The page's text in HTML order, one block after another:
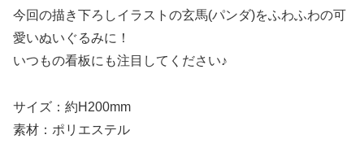
今回の描き下ろしイラストの玄馬(パンダ)をふわふわの可
愛いぬいぐるみに！
いつもの看板にも注目してください♪
サイズ：約H200mm
素材：ポリエステル